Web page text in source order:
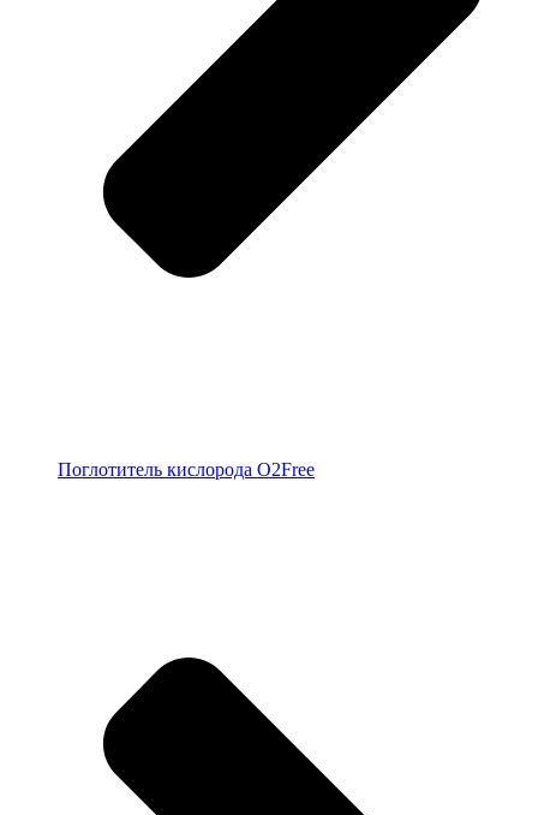
Поглотитель кислорода O2Free